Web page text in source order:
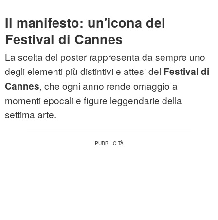
Il manifesto: un'icona del
Festival di Cannes
La scelta del poster rappresenta da sempre uno
degli elementi più distintivi e attesi del Festival di
Cannes, che ogni anno rende omaggio a
momenti epocali e figure leggendarie della
settima arte.